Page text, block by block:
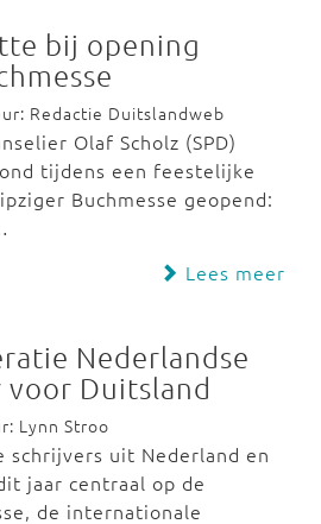
bij opening
Redactie Duitslandweb
Olaf Scholz (SPD)
tijdens een feestelijke
Buchmesse geopend:
Lees meer
Nederlandse
voor Duitsland
Lynn Stroo
schrijvers uit Nederland en
jaar centraal op de
de internationale